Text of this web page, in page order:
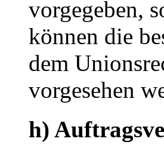
vorgegeben,
können die
dem
vorgesehen
h)